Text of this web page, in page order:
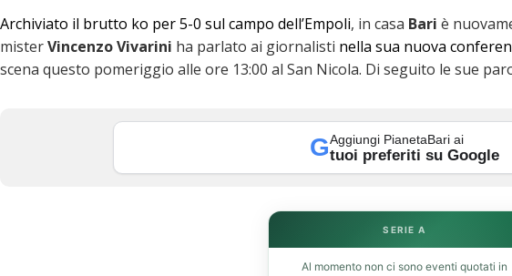
Archiviato il brutto ko per 5-0 sul campo dell’Empoli, in casa Bari è
misterVincenzoVivarini ha parlato ai giornalisti nella sua nuova
scena questo pomeriggio alle ore 13:00 al San Nicola. Di seguito le sue
GAggiungi PianetaBari ai
tuoi preferiti su Google
SERIE A
Al momento non ci sono eventi quotati in